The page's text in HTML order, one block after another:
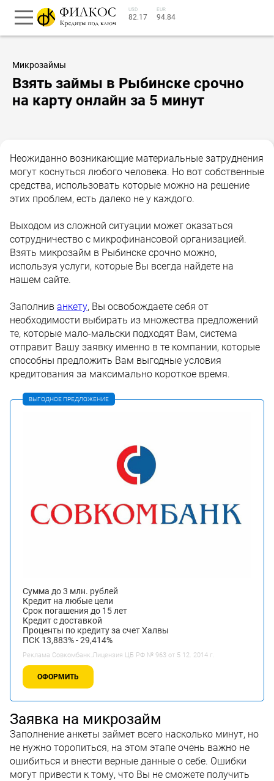
USD
82.17
EUR
94.84
Микрозаймы
Взять займы в Рыбинске срочно
на карту онлайн за 5 минут
Неожиданно возникающие материальные затруднения
могут коснуться любого человека. Но вот собственные
средства, использовать которые можно на решение
этих проблем, есть далеко не у каждого.
Выходом из сложной ситуации может оказаться
сотрудничество с микрофинансовой организацией.
Взять микрозайм в Рыбинске срочно можно,
используя услуги, которые Вы всегда найдете на
нашем сайте.
Заполнив анкету, Вы освобождаете себя от
необходимости выбирать из множества предложений
те, которые мало-мальски подходят Вам, система
отправит Вашу заявку именно в те компании, которые
способны предложить Вам выгодные условия
кредитования за максимально короткое время.
ВЫГОДНОЕ ПРЕДЛОЖЕНИЕ
Сумма до 3 млн. рублей
Кредит на любые цели
Срок погашения до 15 лет
Кредит с доставкой
Проценты по кредиту за счет Халвы
ПСК 13,883% - 29,414%
Реклама Совкомбанк.Лицензия ЦБ РФ № 963 от 5 12. 2014 г.
ОФОРМИТЬ
Заявка на микрозайм
Заполнение анкеты займет всего насколько минут, но
не нужно торопиться, на этом этапе очень важно не
ошибиться и внести верные данные о себе. Ошибки
могут привести к тому, что Вы не сможете получить